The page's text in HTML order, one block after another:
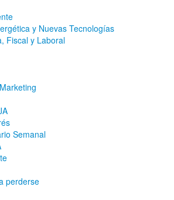
y Nuevas Tecnologías
Fiscal y Laboral
Semanal
perderse